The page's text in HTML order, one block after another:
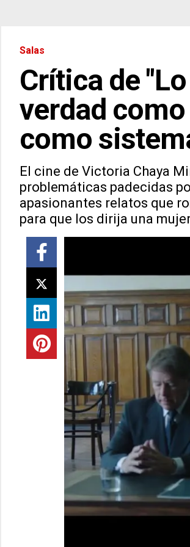
Salas
Crítica de
verdad
como
El cine de Victoria Chaya
problemáticas padecidas
apasionantes relatos que
para que los dirija una